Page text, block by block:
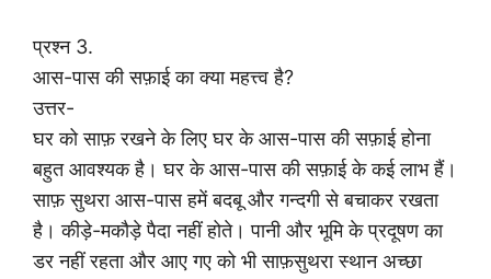
प्रश्न 3.
आस-पास की सफ़ाई का क्या महत्त्व है?
उत्तर-
घर को साफ़ रखने के लिए घर के आस-पास की सफ़ाई होना
बहुत आवश्यक है। घर के आस-पास की सफ़ाई के कई लाभ हैं।
साफ़ सुथरा आस-पास हमें बदबू और गन्दगी से बचाकर रखता
है। कीड़े-मकौड़े पैदा नहीं होते। पानी और भूमि के प्रदूषण का
डर नहीं रहता और आए गए को भी साफ़सुथरा स्थान अच्छा